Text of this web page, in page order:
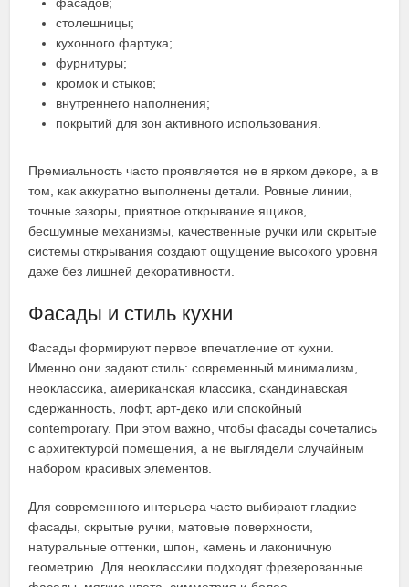
столешницы;
кухонного фартука;
фурнитуры;
кромок и стыков;
внутреннего наполнения;
покрытий для зон активного использования.
Премиальность часто проявляется не в ярком декоре, а в
том, как аккуратно выполнены детали. Ровные линии,
точные зазоры, приятное открывание ящиков,
бесшумные механизмы, качественные ручки или скрытые
системы открывания создают ощущение высокого уровня
даже без лишней декоративности.
Фасады и стиль кухни
Фасады формируют первое впечатление от кухни.
Именно они задают стиль: современный минимализм,
неоклассика, американская классика, скандинавская
сдержанность, лофт, арт-деко или спокойный
contemporary. При этом важно, чтобы фасады сочетались
с архитектурой помещения, а не выглядели случайным
набором красивых элементов.
Для современного интерьера часто выбирают гладкие
фасады, скрытые ручки, матовые поверхности,
натуральные оттенки, шпон, камень и лаконичную
геометрию. Для неоклассики подходят фрезерованные